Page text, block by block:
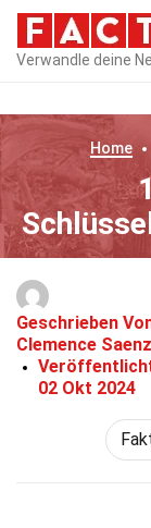
Verwandle deine
Home
Geschrieben
Clemence Saenz
02 Okt 2024